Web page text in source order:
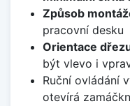
Způsob
pracovní desku
Orientace
být vlevo i
Ruční ovládání
otevírá